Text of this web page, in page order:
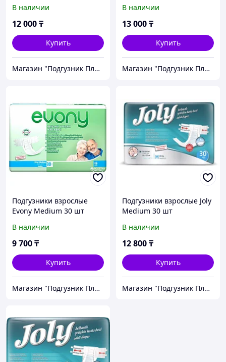
В наличии
12 000₸
Купить
Магазин "Подгузник Плюс"
В наличии
13 000₸
Купить
Магазин "Подгузник Плюс"
Подгузники взрослые
Evony Medium 30 шт
В наличии
9 700₸
Купить
Магазин "Подгузник Плюс"
Подгузники взрослые Joly
Medium 30 шт
В наличии
12 800₸
Купить
Магазин "Подгузник Плюс"